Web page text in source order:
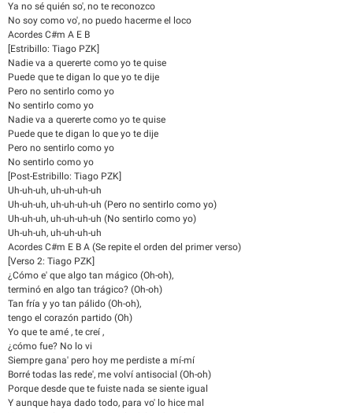
Ya no sé quién so', no te reconozco
No soy como vo', no puedo hacerme el loco
Acordes C#m A E B
[Estribillo: Tiago PZK]
Nadie va a querertе como yo te quise
Puedе que te digan lo que yo te dije
Pero no sentirlo como yo
No sentirlo como yo
Nadie va a quererte como yo te quise
Puede que te digan lo que yo te dije
Pero no sentirlo como yo
No sentirlo como yo
[Post-Estribillo: Tiago PZK]
Uh-uh-uh, uh-uh-uh-uh
Uh-uh-uh, uh-uh-uh-uh (Pero no sentirlo como yo)
Uh-uh-uh, uh-uh-uh-uh (No sentirlo como yo)
Uh-uh-uh, uh-uh-uh-uh
Acordes C#m E B A (Se repite el orden del primer verso)
[Verso 2: Tiago PZK]
¿Cómo e' que algo tan mágico (Oh-oh),
terminó en algo tan trágico? (Oh-oh)
Tan fría y yo tan pálido (Oh-oh),
tengo el corazón partido (Oh)
Yo que te amé , te creí ,
¿cómo fue? No lo vi
Siempre gana' pero hoy me perdiste a mí-mí
Borré todas las rede', me volví antisocial (Oh-oh)
Porque desde que te fuiste nada se siente igual
Y aunque haya dado todo, para vo' lo hice mal